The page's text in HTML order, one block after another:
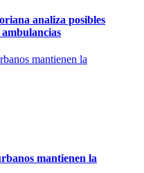
analiza posibles
mantienen la